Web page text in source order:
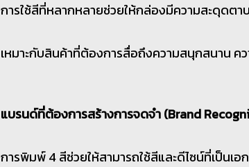
การใช้สีที่หลากหลายช่วยให้กล่องมีความสะดุดต
เหมาะกับสินค้าที่ต้องการสื่อถึงความสนุกสนาน ค
แบรนด์ที่ต้องการสร้างการจดจำ (Brand
การพิมพ์ 4 สีช่วยให้สามารถใช้สีและดีไซน์ที่เป็น